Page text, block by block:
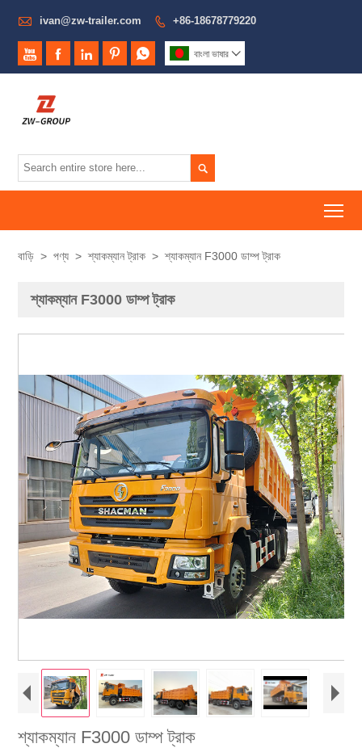
 ivan@zw-trailer.com  +86-18678779220
     বাংলা ভাষার 

বাড়ি > পণ্য > শ্যাকম্যান ট্রাক > শ্যাকম্যান F3000 ডাম্প ট্রাক
শ্যাকম্যান F3000 ডাম্প ট্রাক
শ্যাকম্যান F3000 ডাম্প ট্রাক